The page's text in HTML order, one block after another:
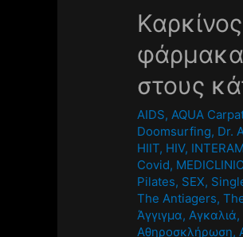
φάρμακα
στους
AIDS, AQUA
Doomsurfing, Dr.
HIIT, HIV,
Covid, MEDICLINIC
Pilates, SEX,
The Antiagers,
Άγγιγμα, Αγκαλιά,
Αθηροσκλήρωση,